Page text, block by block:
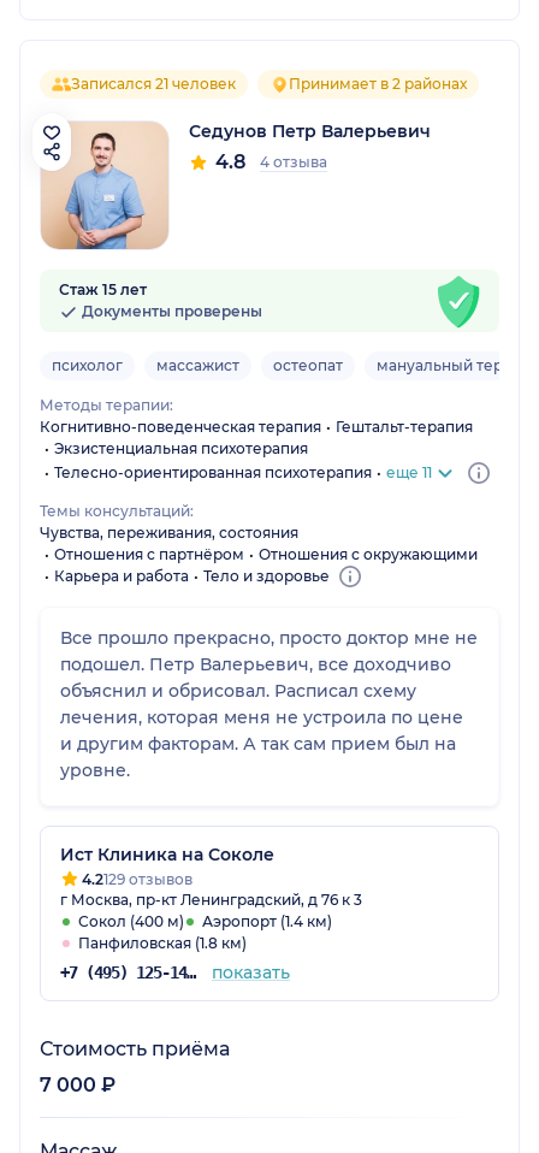
Записался 21 человек Принимает в 2 районах
Седунов Петр Валерьевич
4.8 4 отзыва
Стаж 15 лет
Документы проверены
психолог массажист остеопат мануальный
Методы терапии:
Когнитивно-поведенческая терапия
Гештальт-терапия
Экзистенциальная психотерапия
Телесно-ориентированная психотерапия
еще 11
Темы консультаций:
Чувства, переживания, состояния
Отношения с партнёром
Отношения с окружающими
Карьера и работа
Тело и здоровье
Все прошло прекрасно, просто доктор мне не
подошел. Петр Валерьевич, все доходчиво
объяснил и обрисовал. Расписал схему
лечения, которая меня не устроила по цене
и другим факторам. А так сам прием был на
уровне.
Ист Клиника на Соколе
4.2129 отзывов
г Москва, пр-кт Ленинградский, д 76 к 3
Сокол (400 м)
Аэропорт (1.4 км)
Панфиловская (1.8 км)
+7 (495) 125-14-89 показать
Стоимость приёма
7 000 ₽